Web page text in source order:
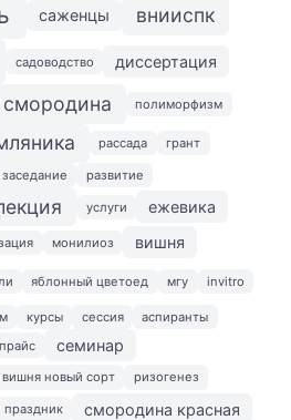
саженцы внииспк
садоводство диссертация
смородина полиморфизм
рассада грант
заседание развитие
услуги ежевика
монилиоз вишня
яблонный цветоед мгу invitro
курсы сессия аспиранты
прайс
семинар
вишня новый сорт ризогенез
праздник смородина красная